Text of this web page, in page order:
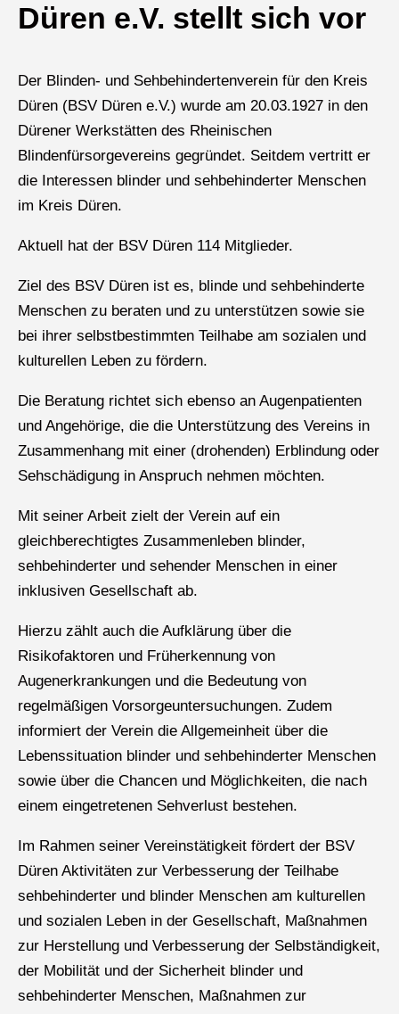
Düren e.V. stellt sich vor
Der Blinden- und Sehbehindertenverein für den Kreis
Düren (BSV Düren e.V.) wurde am 20.03.1927 in den
Dürener Werkstätten des Rheinischen
Blindenfürsorgevereins gegründet. Seitdem vertritt er
die Interessen blinder und sehbehinderter Menschen
im Kreis Düren.
Aktuell hat der BSV Düren 114 Mitglieder.
Ziel des BSV Düren ist es, blinde und sehbehinderte
Menschen zu beraten und zu unterstützen sowie sie
bei ihrer selbstbestimmten Teilhabe am sozialen und
kulturellen Leben zu fördern.
Die Beratung richtet sich ebenso an Augenpatienten
und Angehörige, die die Unterstützung des Vereins in
Zusammenhang mit einer (drohenden) Erblindung oder
Sehschädigung in Anspruch nehmen möchten.
Mit seiner Arbeit zielt der Verein auf ein
gleichberechtigtes Zusammenleben blinder,
sehbehinderter und sehender Menschen in einer
inklusiven Gesellschaft ab.
Hierzu zählt auch die Aufklärung über die
Risikofaktoren und Früherkennung von
Augenerkrankungen und die Bedeutung von
regelmäßigen Vorsorgeuntersuchungen. Zudem
informiert der Verein die Allgemeinheit über die
Lebenssituation blinder und sehbehinderter Menschen
sowie über die Chancen und Möglichkeiten, die nach
einem eingetretenen Sehverlust bestehen.
Im Rahmen seiner Vereinstätigkeit fördert der BSV
Düren Aktivitäten zur Verbesserung der Teilhabe
sehbehinderter und blinder Menschen am kulturellen
und sozialen Leben in der Gesellschaft, Maßnahmen
zur Herstellung und Verbesserung der Selbständigkeit,
der Mobilität und der Sicherheit blinder und
sehbehinderter Menschen, Maßnahmen zur